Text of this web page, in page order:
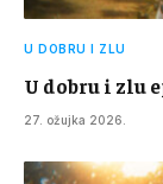
U DOBRU I ZLU
U dobru i zlu
27. ožujka 2026.